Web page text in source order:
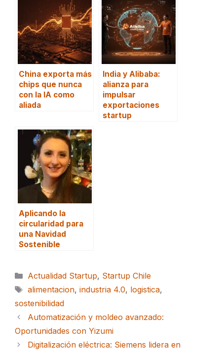
China exporta más
chips que nunca
con la IA como
aliada
India y Alibaba:
alianza para
impulsar
exportaciones
startup
Aplicando la
circularidad para
una Navidad
Sostenible
Categorías
Actualidad Startup, Startup Chile
Etiquetas
alimentacion, industria 4.0, logistica,
sostenibilidad
Automatización y moldeo avanzado:
Oportunidades con Yizumi
Digitalización eléctrica: Siemens lidera en